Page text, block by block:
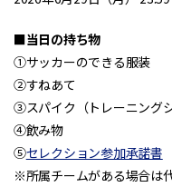
■当日の持ち物
①サッカーのできる服装
②すねあて
③スパイク（トレーニングシ
④飲み物
⑤セレクション参加承諾書
※所属チームがある場合は